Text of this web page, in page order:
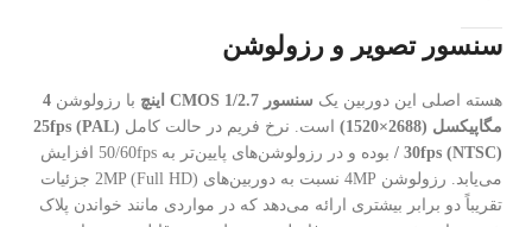
سنسور تصویر و رزولوشن
هسته اصلی این دوربین یک سنسور CMOS 1/2.7 اینچ با رزولوشن 4
مگاپیکسل (2688×1520)
است. نرخ فریم در حالت کامل 25fps (PAL)
/ 30fps (NTSC)
بوده و در رزولوشن‌های پایین‌تر به 50/60fps افزایش
می‌یابد. رزولوشن 4MP نسبت به دوربین‌های 2MP (Full HD) جزئیات
تقریباً دو برابر بیشتری ارائه می‌دهد که در مواردی مانند خواندن پلاک